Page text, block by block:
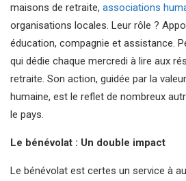
maisons de retraite, associations
organisations locales. Leur rôle ?
éducation, compagnie et assistance.
qui dédie chaque mercredi à lire aux
retraite. Son action, guidée par la
humaine, est le reflet de nombreux
le pays.
Le bénévolat : Un double impact
Le bénévolat est certes un service à